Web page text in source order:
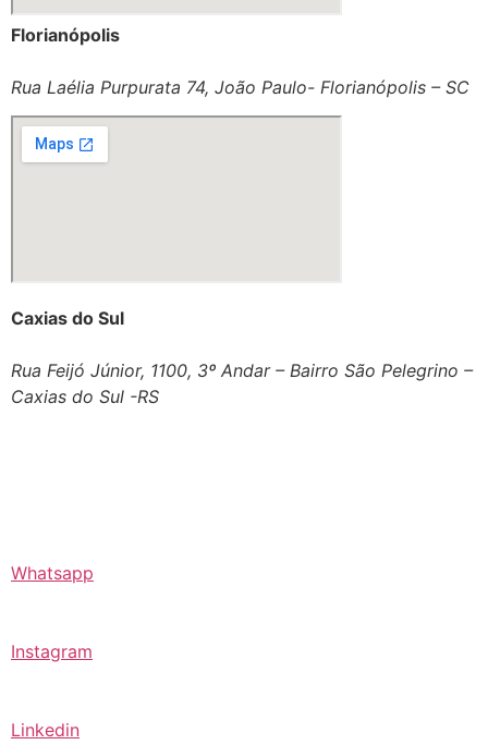
Florianópolis
Rua Laélia Purpurata 74, João Paulo- Florianópolis – SC
Caxias do Sul
Rua Feijó Júnior, 1100, 3º Andar – Bairro São Pelegrino –
Caxias do Sul -RS
Whatsapp
Instagram
Linkedin